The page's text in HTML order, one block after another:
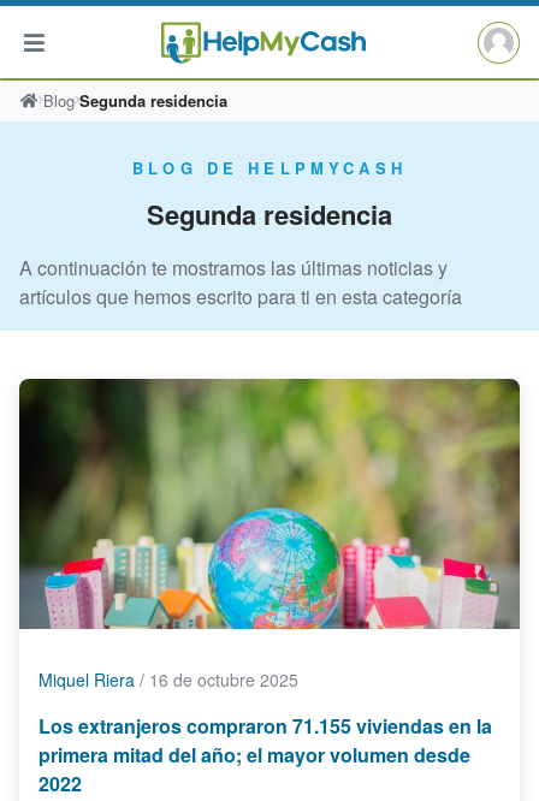
Saltar
al
Blog Segunda residencia
BLOG DE HELPMYCASH
Segunda residencia
A continuación te mostramos las últimas noticias y
artículos que hemos escrito para ti en esta categoría
Miquel Riera / 16 de octubre 2025
Los extranjeros compraron 71.155 viviendas en la
primera mitad del año; el mayor volumen desde
2022